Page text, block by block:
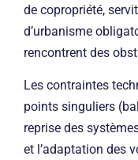
de copropriété,
d’urbanisme
rencontrent des
Les contraintes
points singuliers
reprise des
et l’adaptation des